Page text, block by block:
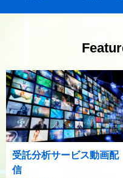
受託分析サービス動画配
信